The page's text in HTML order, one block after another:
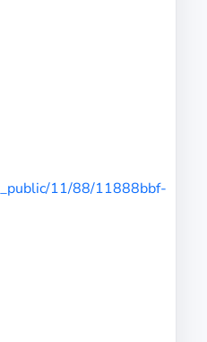
11/88/11888bbf-